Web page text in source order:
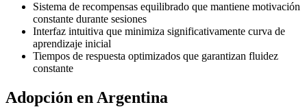
Sistema de recompensas equilibrado que mantiene motivación
constante durante sesiones
Interfaz intuitiva que minimiza significativamente curva de
aprendizaje inicial
Tiempos de respuesta optimizados que garantizan fluidez
constante
Adopción en Argentina